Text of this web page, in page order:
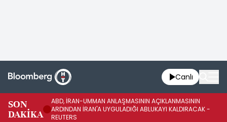
Canlı
SON
DAKİKA
ABD, İRAN-UMMAN ANLAŞMASININ AÇIKLANMASININ
ARDINDAN İRAN'A UYGULADIĞI ABLUKAYI KALDIRACAK -
REUTERS